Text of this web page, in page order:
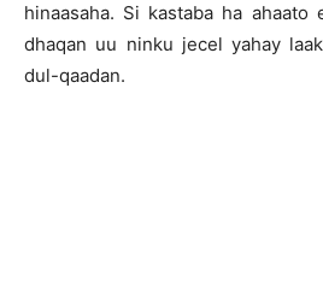
hinaasaha. Si kastaba ha ahaato
dhaqan uu ninku jecel yahay
dul-qaadan.